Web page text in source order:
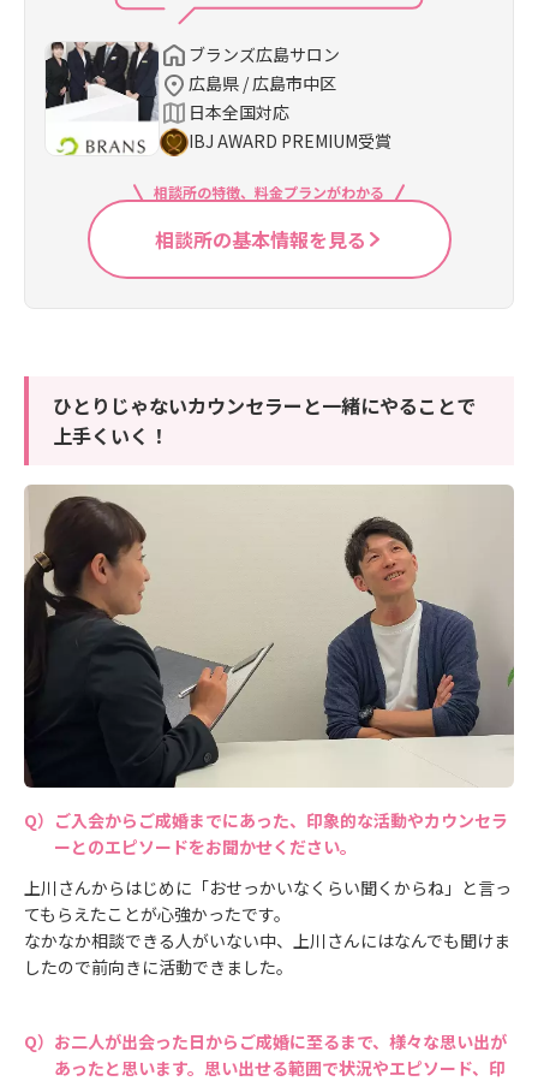
ブランズ広島サロン
広島県 / 広島市中区
日本全国対応
IBJ AWARD PREMIUM受賞
相談所の特徴、料金プランがわかる
相談所の基本情報を見る
ひとりじゃないカウンセラーと一緒にやることで
上手くいく！
ご入会からご成婚までにあった、印象的な活動やカウンセラ
ーとのエピソードをお聞かせください。
上川さんからはじめに「おせっかいなくらい聞くからね」と言っ
てもらえたことが心強かったです。
なかなか相談できる人がいない中、上川さんにはなんでも聞けま
したので前向きに活動できました。
お二人が出会った日からご成婚に至るまで、様々な思い出が
あったと思います。思い出せる範囲で状況やエピソード、印